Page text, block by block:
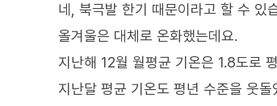
네, 북극발 한기 때문이라고 할 수 있
올겨울은 대체로 온화했는데요.
지난해 12월 월평균 기온은 1.8도로
지난달 평균 기온도 평년 수준을 웃돌